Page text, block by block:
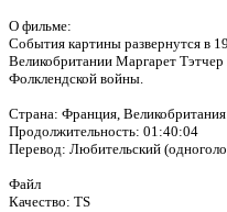
О фильме:
События картины развернутся в
Великобритании Маргарет
Фолклендской войны.
Страна: Франция, Великобритания
Продолжительность: 01:40:04
Перевод: Любительский
Файл
Качество: TS